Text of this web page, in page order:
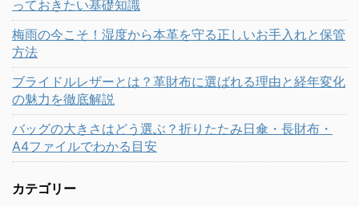
っておきたい基礎知識
梅雨の今こそ！湿度から本革を守る正しいお手入れと保管
方法
ブライドルレザーとは？革財布に選ばれる理由と経年変化
の魅力を徹底解説
バッグの大きさはどう選ぶ？折りたたみ日傘・長財布・
A4ファイルでわかる目安
カテゴリー